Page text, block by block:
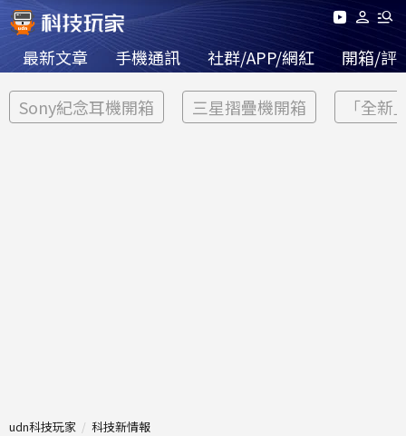
最新文章 手機通訊 社群/APP/網紅 開箱/評
Sony紀念耳機開箱 三星摺疊機開箱 「全新
udn科技玩家 科技新情報